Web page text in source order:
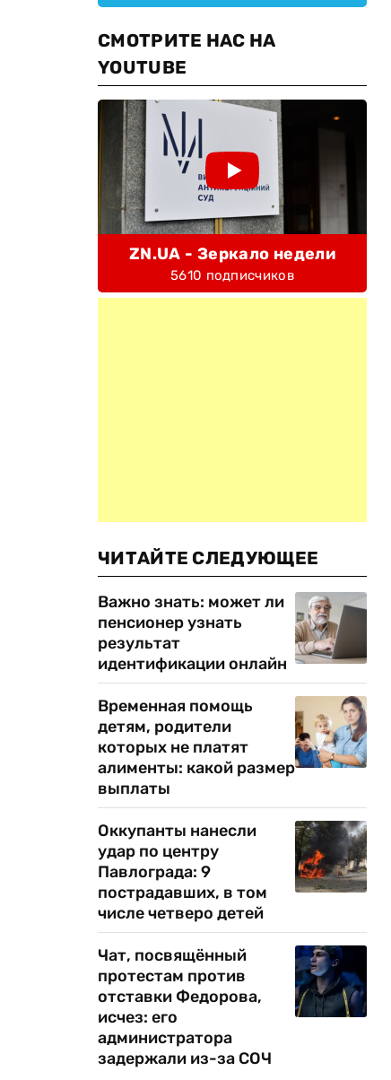
СМОТРИТЕ НАС НА
YOUTUBE
ZN.UA - Зеркало недели
5610 подписчиков
ЧИТАЙТЕ СЛЕДУЮЩЕЕ
Важно знать: может ли
пенсионер узнать
результат
идентификации онлайн
Временная помощь
детям, родители
которых не платят
алименты: какой размер
выплаты
Оккупанты нанесли
удар по центру
Павлограда: 9
пострадавших, в том
числе четверо детей
Чат, посвящённый
протестам против
отставки Федорова,
исчез: его
администратора
задержали из-за СОЧ